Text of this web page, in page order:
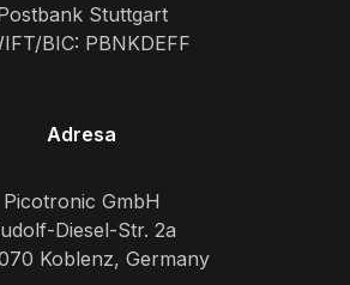
Stuttgart
BIC: PBNKDEFF
Adresa
Picotronic GmbH
Diesel-Str. 2a
Koblenz, Germany